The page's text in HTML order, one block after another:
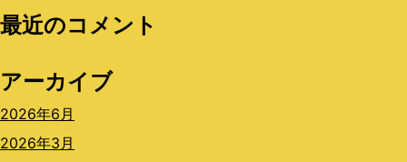
最近のコメント
アーカイブ
2026年6月
2026年3月